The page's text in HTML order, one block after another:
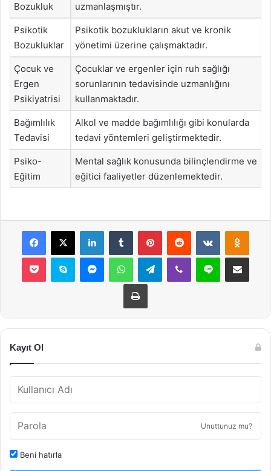
Bozukluk
uzmanlaşmıştır.
Psikotik
Bozukluklar
Psikotik bozuklukların akut ve kronik
yönetimi üzerine çalışmaktadır.
Çocuk ve
Ergen
Psikiyatrisi
Çocuklar ve ergenler için ruh sağlığı
sorunlarının tedavisinde uzmanlığını
kullanmaktadır.
Bağımlılık
Tedavisi
Alkol ve madde bağımlılığı gibi konularda
tedavi yöntemleri geliştirmektedir.
Psiko-
Eğitim
Mental sağlık konusunda bilinçlendirme ve
eğitici faaliyetler düzenlemektedir.
Facebook
X LinkedInTumblr PinterestReddit VKontakte
Pocket Skype MessengerWhatsAppTelegramViber Line E-Posta ile
Yazdır
Kayıt Ol
Unuttunuz mu?
Beni hatırla